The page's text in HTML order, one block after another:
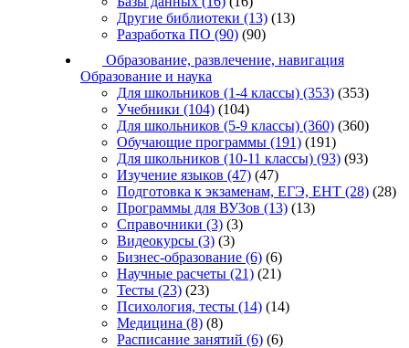
Другие библиотеки (13) (13)
Разработка ПО (90) (90)
Образование, развлечение, навигация
Образование и наука
Для школьников (1-4 классы) (353) (353)
Учебники (104) (104)
Для школьников (5-9 классы) (360) (360)
Обучающие программы (191) (191)
Для школьников (10-11 классы) (93) (93)
Изучение языков (47) (47)
Подготовка к экзаменам, ЕГЭ, ЕНТ (28) (28)
Программы для ВУЗов (13) (13)
Справочники (3) (3)
Видеокурсы (3) (3)
Бизнес-образование (6) (6)
Научные расчеты (21) (21)
Тесты (23) (23)
Психология, тесты (14) (14)
Медицина (8) (8)
Расписание занятий (6) (6)